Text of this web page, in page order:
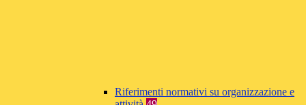
Riferimenti normativi su organizzazione e